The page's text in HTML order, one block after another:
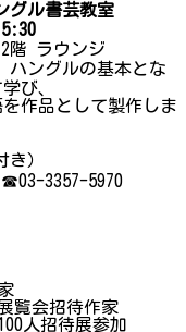
グル書芸教室
階 ラウンジ
ハングルの基本とな
び、
として製作しま
）
3357-5970
覧会招待作家
人招待展参加